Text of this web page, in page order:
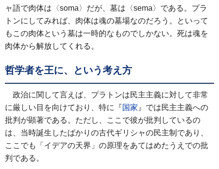
ャ語で肉体は〈soma〉だが、墓は〈sema〉である。プラ
トンにしてみれば、肉体は魂の墓場なのだろう。といって
もこの肉体という墓は一時的なものでしかない。死は魂を
肉体から解放してくれる。
哲学者を王に、という考え方
政治に関して言えば、プラトンは民主主義に対して非常
に厳しい目を向けており、特に『国家 』では民主主義への
批判が顕著である。ただし、ここで彼が批判しているの
は、当時誕生したばかりの古代ギリシャの民主制であり、
ここでも「イデアの天界」の原理をあてはめたうえでの批
判である。